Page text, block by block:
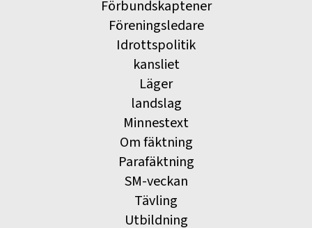
Förbundskaptener
Föreningsledare
Idrottspolitik
kansliet
Läger
landslag
Minnestext
Om fäktning
Parafäktning
SM-veckan
Tävling
Utbildning